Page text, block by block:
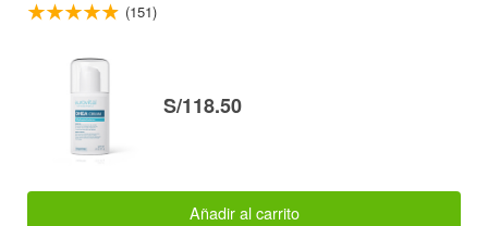
(151)
S/118.50
Añadir al carrito